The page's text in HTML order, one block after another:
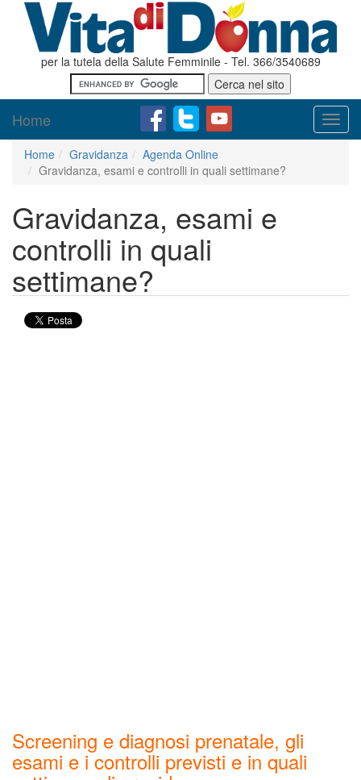
per la tutela della Salute Femminile - Tel. 366/3540689
Home
Home Gravidanza
Agenda Online
Gravidanza, esami e controlli in quali settimane?
Gravidanza, esami e
controlli in quali
settimane?
Screening e diagnosi prenatale, gli
esami e i controlli previsti e in quali